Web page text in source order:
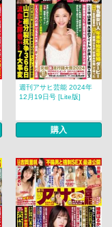
週刊アサヒ芸能 2024年
12月19日号 [Lite版]
購入